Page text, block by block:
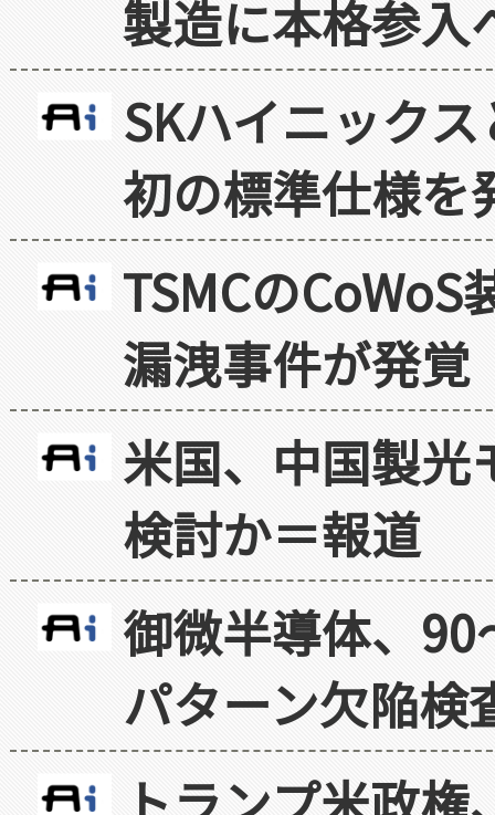
製造に本格参入
SKハイニック
初の標準仕様を
TSMCの
漏洩事件が発覚
米国、中国製光
検討か＝報道
御微半導体、
パターン欠陥検